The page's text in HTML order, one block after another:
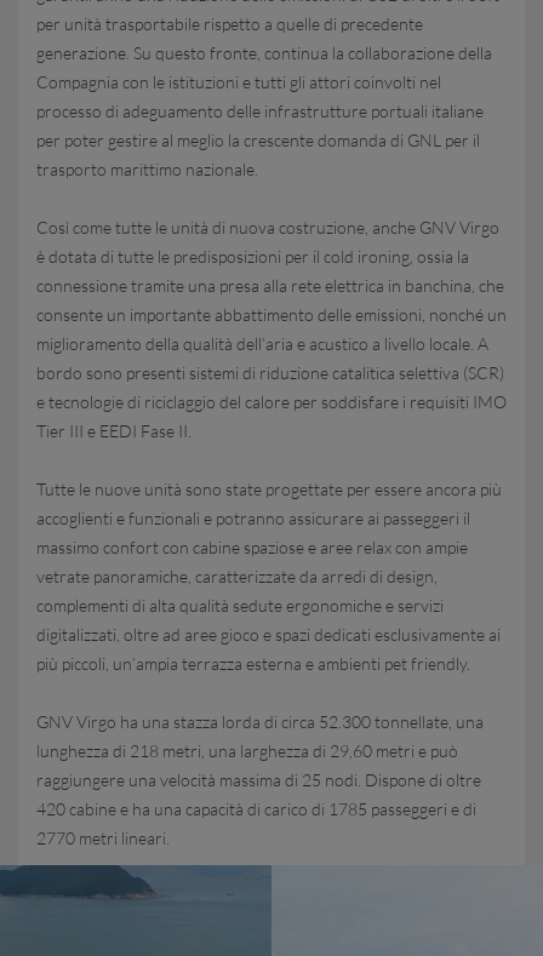
per unità trasportabile rispetto a quelle di precedente
generazione. Su questo fronte, continua la collaborazione della
Compagnia con le istituzioni e tutti gli attori coinvolti nel
processo di adeguamento delle infrastrutture portuali italiane
per poter gestire al meglio la crescente domanda di GNL per il
trasporto marittimo nazionale.
Così come tutte le unità di nuova costruzione, anche GNV Virgo
è dotata di tutte le predisposizioni per il cold ironing, ossia la
connessione tramite una presa alla rete elettrica in banchina, che
consente un importante abbattimento delle emissioni, nonché un
miglioramento della qualità dell’aria e acustico a livello locale. A
bordo sono presenti sistemi di riduzione catalitica selettiva (SCR)
e tecnologie di riciclaggio del calore per soddisfare i requisiti IMO
Tier III e EEDI Fase II.
Tutte le nuove unità sono state progettate per essere ancora più
accoglienti e funzionali e potranno assicurare ai passeggeri il
massimo confort con cabine spaziose e aree relax con ampie
vetrate panoramiche, caratterizzate da arredi di design,
complementi di alta qualità sedute ergonomiche e servizi
digitalizzati, oltre ad aree gioco e spazi dedicati esclusivamente ai
più piccoli, un’ampia terrazza esterna e ambienti pet friendly.
GNV Virgo ha una stazza lorda di circa 52.300 tonnellate, una
lunghezza di 218 metri, una larghezza di 29,60 metri e può
raggiungere una velocità massima di 25 nodi. Dispone di oltre
420 cabine e ha una capacità di carico di 1785 passeggeri e di
2770 metri lineari.